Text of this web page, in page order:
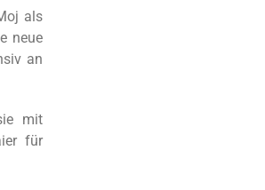
als
neue
an
mit
für